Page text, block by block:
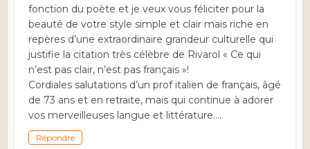
fonction du poète et je veux vous féliciter pour la
beauté de votre style simple et clair mais riche en
repères d’une extraordinaire grandeur culturelle qui
justifie la citation très célèbre de Rivarol « Ce qui
n’est pas clair, n’est pas français »!
Cordiales salutations d’un prof italien de français, âgé
de 73 ans et en retraite, mais qui continue à adorer
vos merveilleuses langue et littérature….
Répondre